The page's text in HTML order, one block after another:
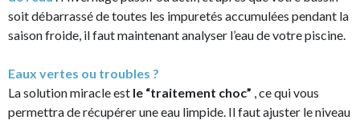
soit débarrassé de toutes les impuretés accumulées pendant la
saison froide, il faut maintenant analyser l’eau de votre piscine.
Eaux vertes ou troubles ?
La solution miracle est le “traitement choc” , ce qui vous
permettra de récupérer une eau limpide. Il faut ajuster le niveau